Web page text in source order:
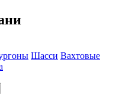
Шасси Вахтовые